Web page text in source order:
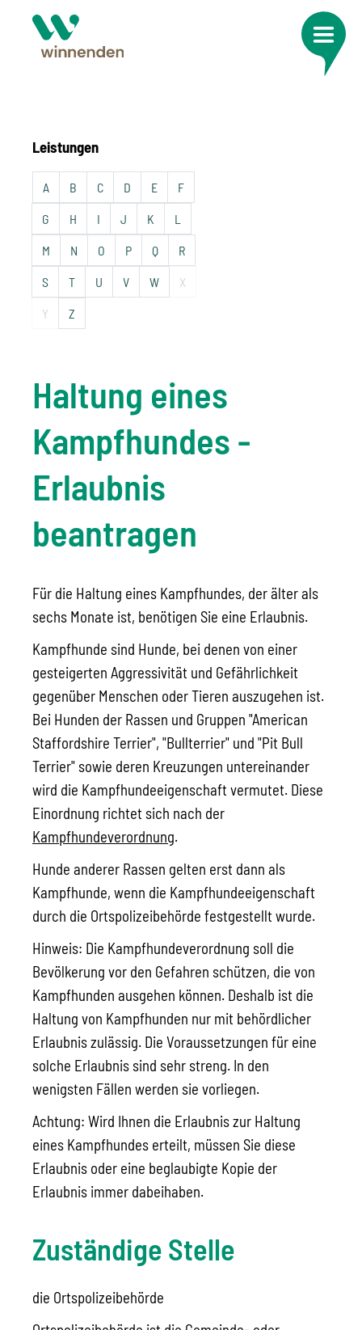
Leistungen
A B C D E F
G H I J K L
M N O P Q R
S T U V W X
Y Z
Haltung eines
Kampfhundes -
Erlaubnis
beantragen
Für die Haltung eines Kampfhundes, der älter als
sechs Monate ist, benötigen Sie eine Erlaubnis.
Kampfhunde sind Hunde, bei denen von einer
gesteigerten Aggressivität und Gefährlichkeit
gegenüber Menschen oder Tieren auszugehen ist.
Bei Hunden der Rassen und Gruppen "American
Staffordshire Terrier", "Bullterrier" und "Pit Bull
Terrier" sowie deren Kreuzungen untereinander
wird die Kampfhundeeigenschaft vermutet. Diese
Einordnung richtet sich nach der
Kampfhundeverordnung.
Hunde anderer Rassen gelten erst dann als
Kampfhunde, wenn die Kampfhundeeigenschaft
durch die Ortspolizeibehörde festgestellt wurde.
Hinweis: Die Kampfhundeverordnung soll die
Bevölkerung vor den Gefahren schützen, die von
Kampfhunden ausgehen können. Deshalb ist die
Haltung von Kampfhunden nur mit behördlicher
Erlaubnis zulässig. Die Voraussetzungen für eine
solche Erlaubnis sind sehr streng. In den
wenigsten Fällen werden sie vorliegen.
Achtung: Wird Ihnen die Erlaubnis zur Haltung
eines Kampfhundes erteilt, müssen Sie diese
Erlaubnis oder eine beglaubigte Kopie der
Erlaubnis immer dabeihaben.
Zuständige Stelle
die Ortspolizeibehörde